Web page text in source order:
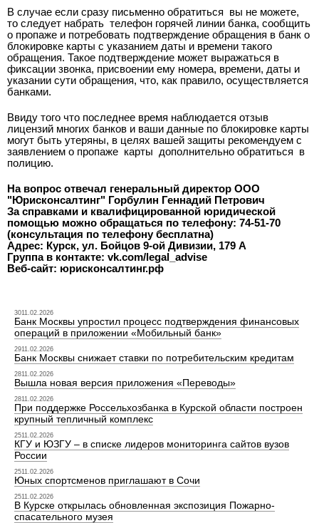
В случае если сразу письменно обратиться вы не можете,
то следует набрать телефон горячей линии банка, сообщить
о пропаже и потребовать подтверждение обращения в банк о
блокировке карты с указанием даты и времени такого
обращения. Такое подтверждение может выражаться в
фиксации звонка, присвоении ему номера, времени, даты и
указании сути обращения, что, как правило, осуществляется
банками.
Ввиду того что последнее время наблюдается отзыв
лицензий многих банков и ваши данные по блокировке карты
могут быть утеряны, в целях вашей защиты рекомендуем с
заявлением о пропаже карты дополнительно обратиться в
полицию.
На вопрос отвечал генеральный директор ООО
"Юрисконсалтинг" Горбулин Геннадий Петрович
За справками и квалифицированной юридической
помощью можно обращаться по телефону: 74-51-70
(консультация по телефону бесплатна)
Адрес: Курск, ул. Бойцов 9-ой Дивизии, 179 А
Группа в контакте: vk.com/legal_advise
Веб-сайт: юрисконсалтинг.рф
3011.02.2026
Банк Москвы упростил процесс подтверждения финансовых
операций в приложении «Мобильный банк»
2911.02.2026
Банк Москвы снижает ставки по потребительским кредитам
2811.02.2026
Вышла новая версия приложения «Переводы»
2811.02.2026
При поддержке Россельхозбанка в Курской области построен
крупный тепличный комплекс
2511.02.2026
КГУ и ЮЗГУ – в списке лидеров мониторинга сайтов вузов
России
2511.02.2026
Юных спортсменов приглашают в Сочи
2511.02.2026
В Курске открылась обновленная экспозиция Пожарно-
спасательного музея